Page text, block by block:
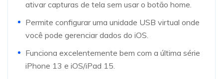
ativar capturas de tela sem usar o botão home.
Permite configurar uma unidade USB virtual onde
você pode gerenciar dados do iOS.
Funciona excelentemente bem com a última série
iPhone 13 e iOS/iPad 15.